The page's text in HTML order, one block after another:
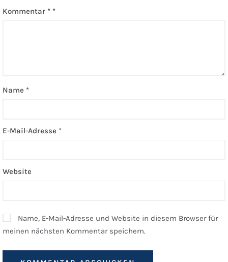
Kommentar *
Name *
E-Mail-Adresse *
Website
Name, E-Mail-Adresse und Website in diesem Browser für
meinen nächsten Kommentar speichern.